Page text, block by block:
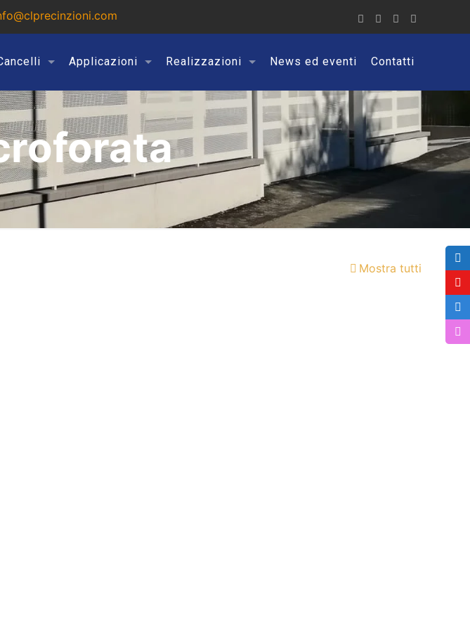
Applicazioni Realizzazioni News ed eventi Contatti
Mostra tutti